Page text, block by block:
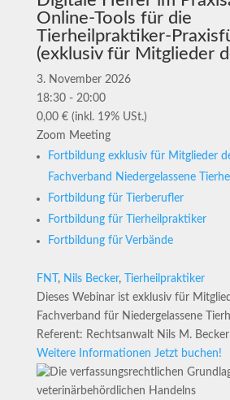
Online-Tools für die
Tierheilpraktiker-
(exklusiv für Mitglieder
3. November 2026
18:30 - 20:00
0,00 € (inkl. 19% USt.)
Zoom Meeting
Fortbildung exklusiv für Mitglieder
Fachverband Niedergelassene
Fortbildung für Tierberufler
Fortbildung für Tierheilpraktiker
Fortbildung für Verbände
FNT , Nils Becker,
Tierheilpraktiker
Dieses Webinar ist exklusiv für
Fachverband für Niedergelassene
Referent: Rechtsanwalt Nils M. Becker
Weitere Informationen Jetzt buchen!